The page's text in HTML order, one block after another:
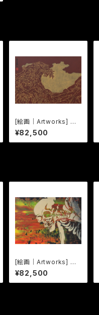
[絵画｜Artworks] 三
十三応現身波図 -明日
への精神- 12
¥82,500
[絵画｜Artworks] しゃ
れこうべ Sharekoub
e -04-
¥82,500